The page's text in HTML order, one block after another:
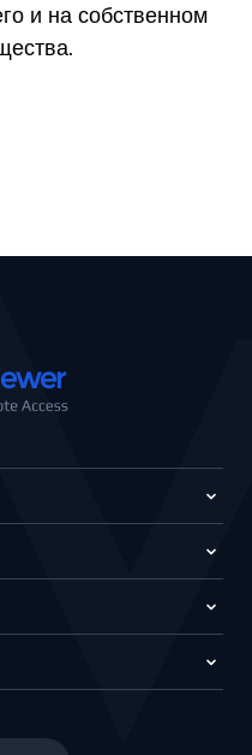
и на собственном